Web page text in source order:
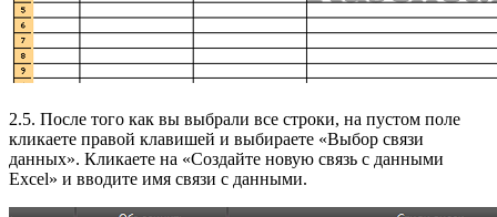
2.5. После того как вы выбрали все строки, на пустом поле
кликаете правой клавишей и выбираете «Выбор связи
данных». Кликаете на «Создайте новую связь с данными
Excel» и вводите имя связи с данными.